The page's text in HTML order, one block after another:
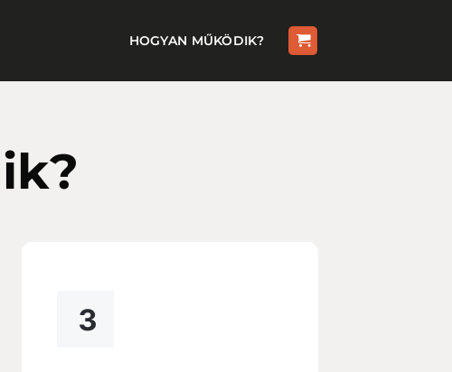
HOGYAN MŰKÖDIK?